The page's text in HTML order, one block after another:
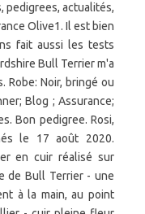
pedigrees, actualités,
Olive1. Il est bien
fait aussi les tests
Bull Terrier m'a
Robe: Noir, bringé ou
Blog ; Assurance;
Bon pedigree. Rosi,
le 17 août 2020.
en cuir réalisé sur
de Bull Terrier - une
à la main, au point